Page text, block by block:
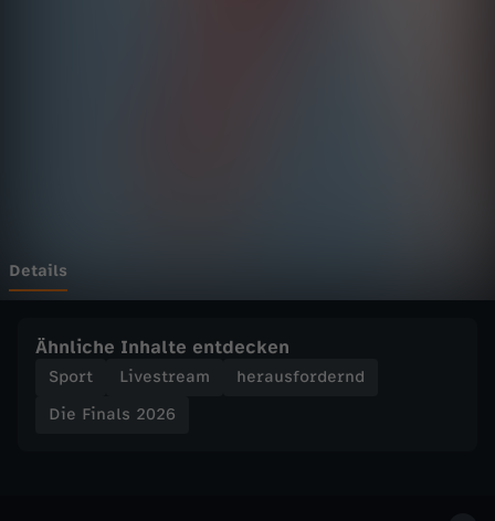
6
S
Details
Ähnliche Inhalte entdecken
Sport Livestream
herausfordernd
Die Finals 2026